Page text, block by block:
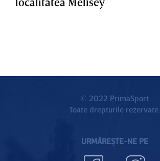
© 2022 PrimaSport
Toate drepturile rezervate.
URMĂREȘTE-NE PE